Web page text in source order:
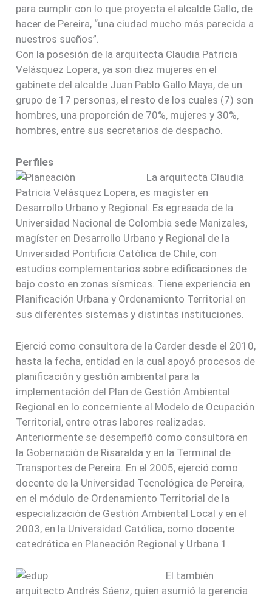
para cumplir con lo que proyecta el alcalde Gallo, de
hacer de Pereira, “una ciudad mucho más parecida a
nuestros sueños”.
Con la posesión de la arquitecta Claudia Patricia
Velásquez Lopera, ya son diez mujeres en el
gabinete del alcalde Juan Pablo Gallo Maya, de un
grupo de 17 personas, el resto de los cuales (7) son
hombres, una proporción de 70%, mujeres y 30%,
hombres, entre sus secretarios de despacho.
Perfiles
La arquitecta Claudia
Patricia Velásquez Lopera, es magíster en
Desarrollo Urbano y Regional. Es egresada de la
Universidad Nacional de Colombia sede Manizales,
magíster en Desarrollo Urbano y Regional de la
Universidad Pontificia Católica de Chile, con
estudios complementarios sobre edificaciones de
bajo costo en zonas sísmicas. Tiene experiencia en
Planificación Urbana y Ordenamiento Territorial en
sus diferentes sistemas y distintas instituciones.
Ejerció como consultora de la Carder desde el 2010,
hasta la fecha, entidad en la cual apoyó procesos de
planificación y gestión ambiental para la
implementación del Plan de Gestión Ambiental
Regional en lo concerniente al Modelo de Ocupación
Territorial, entre otras labores realizadas.
Anteriormente se desempeñó como consultora en
la Gobernación de Risaralda y en la Terminal de
Transportes de Pereira. En el 2005, ejerció como
docente de la Universidad Tecnológica de Pereira,
en el módulo de Ordenamiento Territorial de la
especialización de Gestión Ambiental Local y en el
2003, en la Universidad Católica, como docente
catedrática en Planeación Regional y Urbana 1.
El también
arquitecto Andrés Sáenz, quien asumió la gerencia